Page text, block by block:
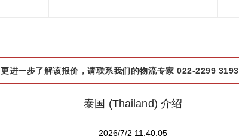
更进一步了解该报价，请联系我们的物流专家 022-2299 3193
泰国 (Thailand) 介绍
2026/7/2 11:40:05